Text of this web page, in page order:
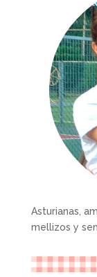
Asturianas,
mellizos y